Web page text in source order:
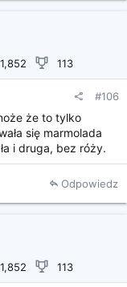
1,852 113
#106
że to tylko
się marmolada
i druga, bez róży.
Odpowiedz
1,852 113